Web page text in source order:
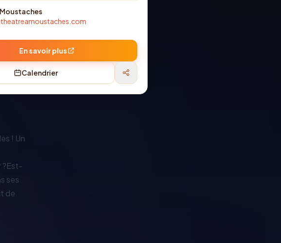
En savoir plus
Calendrier
! Un
?Est-
ses
de